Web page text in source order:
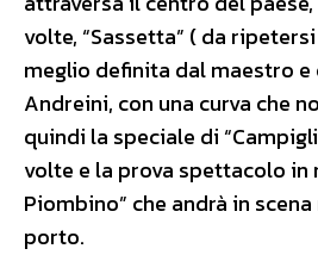
volte, “Sassetta” ( da
meglio definita dal maestro
Andreini, con una curva che
quindi la speciale di
volte e la prova spettacolo in
Piombino” che andrà in
porto.